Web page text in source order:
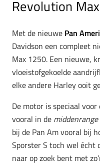
Revolution
Met de nieuwe Pan
Davidson een compleet
Max 1250. Een nieuwe,
vloeistofgekoelde
elke andere Harley ooit
De motor is speciaal
vooral in de middenrange
bij de Pan Am vooral bij
Sporster S toch wel écht
naar op zoek bent met